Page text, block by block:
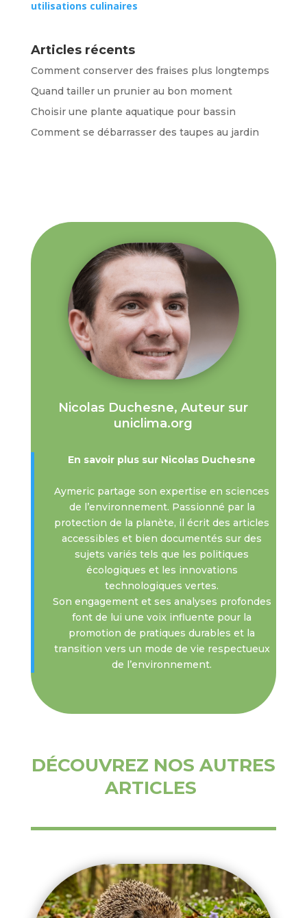
utilisations culinaires
Articles récents
Comment conserver des fraises plus longtemps
Quand tailler un prunier au bon moment
Choisir une plante aquatique pour bassin
Comment se débarrasser des taupes au jardin
Nicolas Duchesne, Auteur sur
uniclima.org
En savoir plus sur Nicolas Duchesne
Aymeric partage son expertise en sciences
de l’environnement. Passionné par la
protection de la planète, il écrit des articles
accessibles et bien documentés sur des
sujets variés tels que les politiques
écologiques et les innovations
technologiques vertes.
Son engagement et ses analyses profondes
font de lui une voix influente pour la
promotion de pratiques durables et la
transition vers un mode de vie respectueux
de l’environnement.
DÉCOUVREZ NOS AUTRES
ARTICLES